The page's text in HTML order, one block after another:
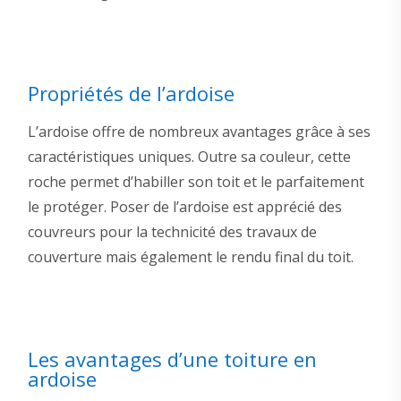
Propriétés de l’ardoise
L’ardoise offre de nombreux avantages grâce à ses
caractéristiques uniques. Outre sa couleur, cette
roche permet d’habiller son toit et le parfaitement
le protéger. Poser de l’ardoise est apprécié des
couvreurs pour la technicité des travaux de
couverture mais également le rendu final du toit.
Les avantages d’une toiture en
ardoise